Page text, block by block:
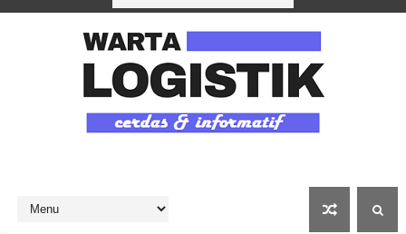
Syahbandar Pelabuhan Tanjung